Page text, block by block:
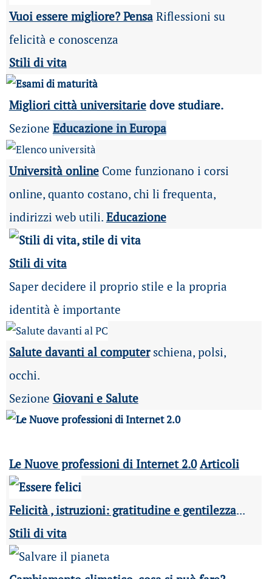
Vuoi essere migliore? PensaRiflessioni su
felicità e conoscenza
Stili di vita
Migliori città universitariedove studiare.
Sezione Educazione in Europa
Università online Come funzionano i corsi
online, quanto costano, chi li frequenta,
indirizzi web utili. Educazione
Stili di vita
Saper decidere il proprio stile e la propria
identità è importante
Salute davanti al computerschiena, polsi,
occhi.
Sezione Giovani e Salute
Le Nuove professioni di Internet 2.0 Articoli
Felicità , istruzioni: gratitudine e gentilezza...
Stili di vita